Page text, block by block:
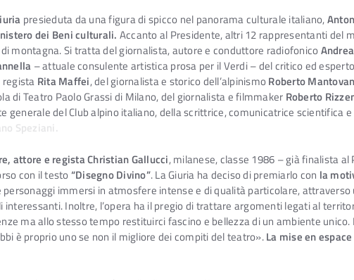
presieduta da una figura di spicco nel panorama culturale italiano,
dei Beni culturali. Accanto al Presidente, altri 12 rappresentanti del
montagna. Si tratta del giornalista, autore e conduttore radiofonico
– attuale consulente artistica prosa per il Verdi – del critico ed
regista Rita Maffei, del giornalista e storico dell’alpinismoRoberto
di Teatro Paolo Grassi di Milano, del giornalista e filmmaker Roberto
generale del Club alpino italiano, della scrittrice, comunicatrice scientifica
Speziani.
attore e regista Christian Gallucci, milanese, classe 1986 – già finalista
con il testo“Disegno Divino”. La Giuria ha deciso di premiarlo con la
immersi in atmosfere intense e di qualità particolare,
Inoltre, l’opera ha il pregio di trattare argomenti legati al
ma allo stesso tempo restituirci fascino e bellezza di un ambiente
è proprio uno se non il migliore dei compiti del teatro».La mise en